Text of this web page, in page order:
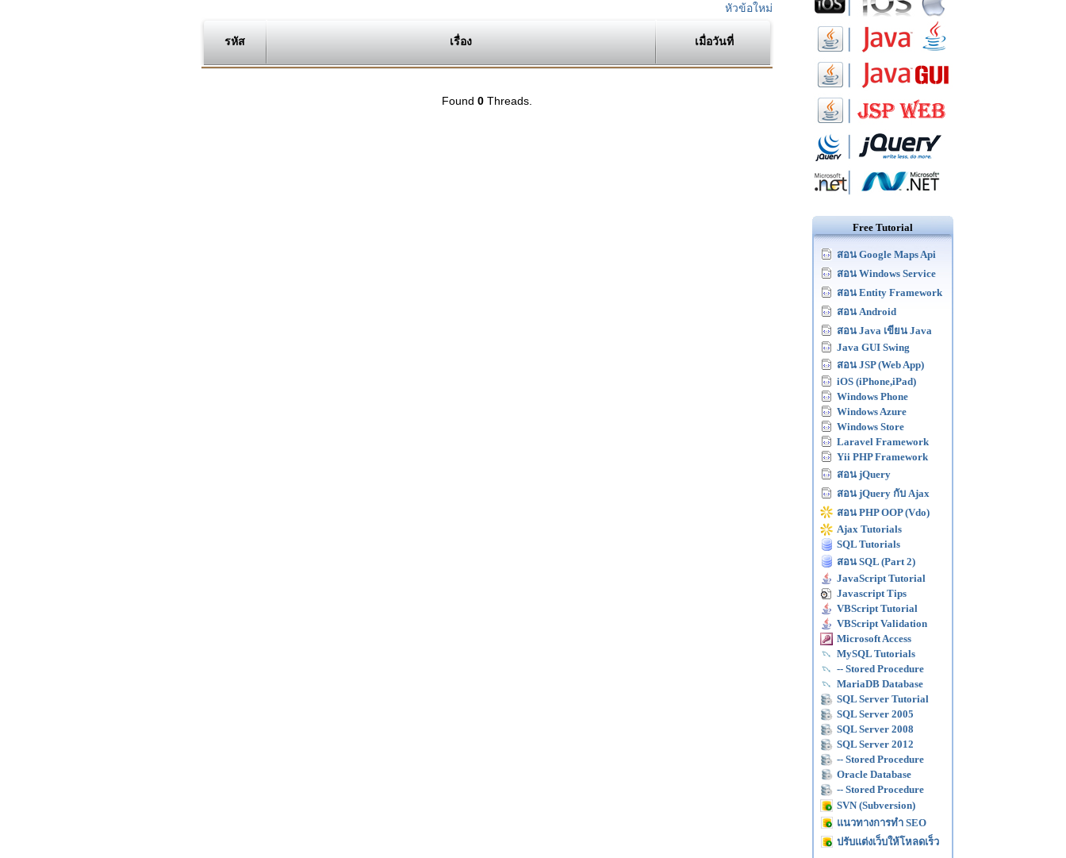
หัวข้อใหม่
รหัส เรื่อง เมื่อวันที่
Found 0 Threads.
Free Tutorial
สอน Google Maps Api
สอน Windows Service
สอน Entity Framework
สอน Android
สอน Java เขียน Java
Java GUI Swing
สอน JSP (Web App)
iOS (iPhone,iPad)
Windows Phone
Windows Azure
Windows Store
Laravel Framework
Yii PHP Framework
สอน jQuery
สอน jQuery กับ Ajax
สอน PHP OOP (Vdo)
Ajax Tutorials
SQL Tutorials
สอน SQL (Part 2)
JavaScript Tutorial
Javascript Tips
VBScript Tutorial
VBScript Validation
Microsoft Access
MySQL Tutorials
-- Stored Procedure
MariaDB Database
SQL Server Tutorial
SQL Server 2005
SQL Server 2008
SQL Server 2012
-- Stored Procedure
Oracle Database
-- Stored Procedure
SVN (Subversion)
แนวทางการทำ SEO
ปรับแต่งเว็บให้โหลดเร็ว